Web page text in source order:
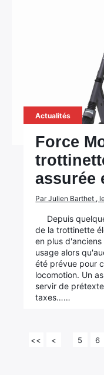
Actualités
Force
assurée
Par Julien Barthet ,
Depuis
de la trottinette
en plus
usage alors
été prévue pour
locomotion. Un
servir de
taxes……
<< < 5 6